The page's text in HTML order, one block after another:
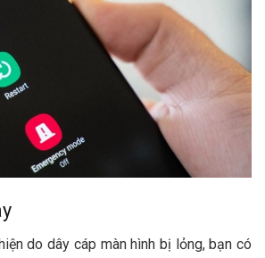
do dây cáp màn hình bị lỏng, bạn có